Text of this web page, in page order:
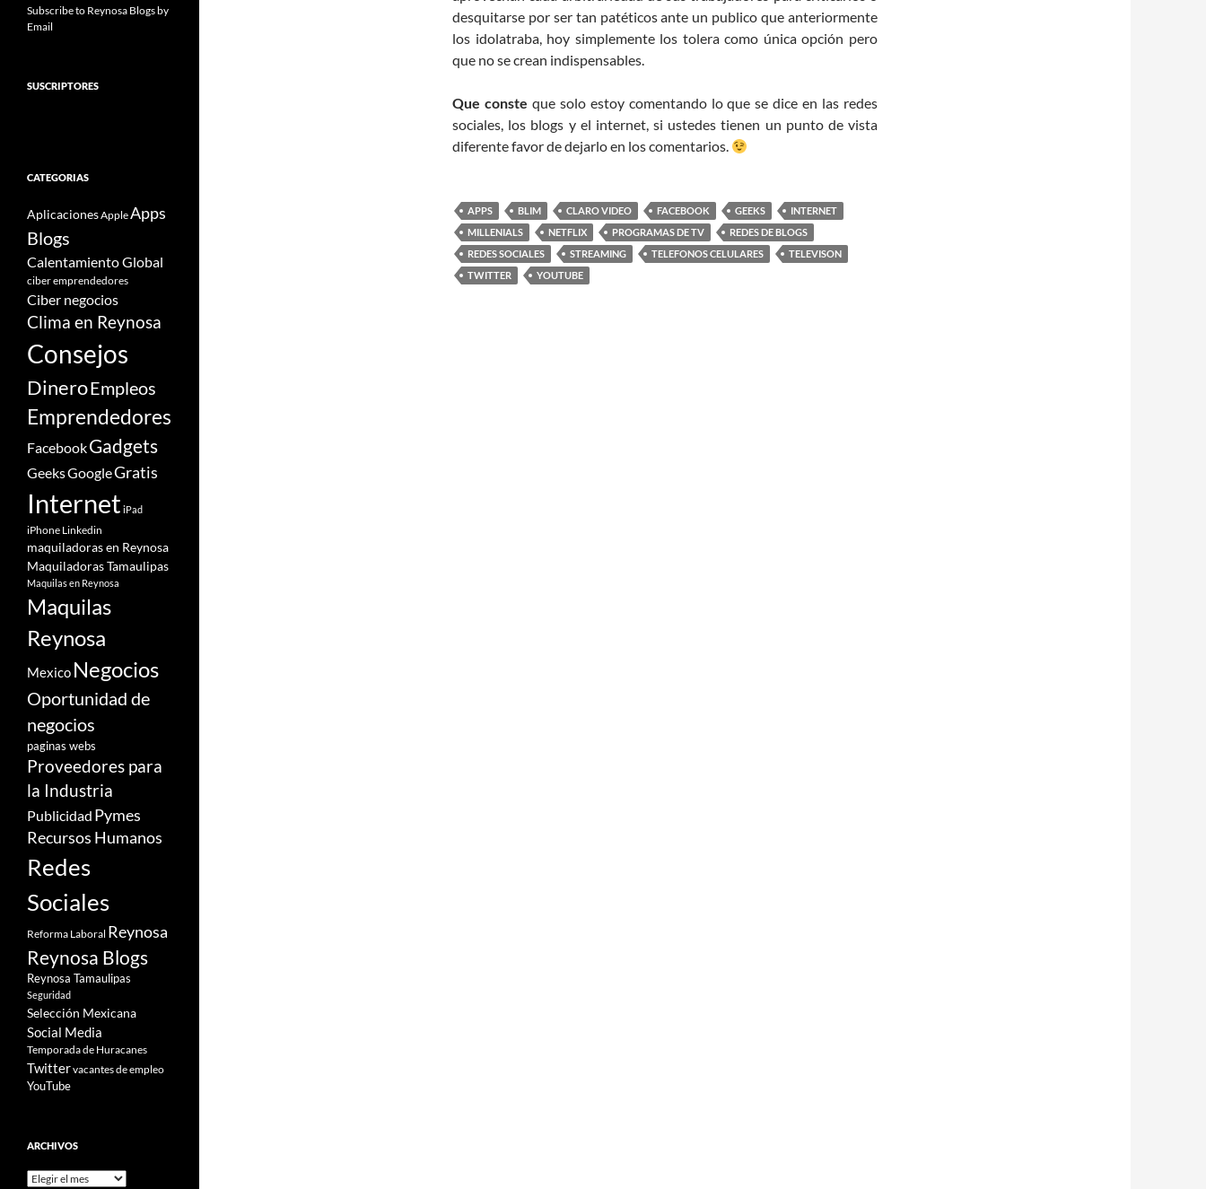
desquitarse por ser tan patéticos ante un publico que anteriormente
los idolatraba, hoy simplemente los tolera como única opción pero
que no se crean indispensables.
Que conste que solo estoy comentando lo que se dice en las redes
sociales, los blogs y el internet, si ustedes tienen un punto de vista
diferente favor de dejarlo en los comentarios.
APPS BLIM CLARO VIDEO FACEBOOK GEEKS
INTERNET
MILLENIALS
NETFLIX PROGRAMAS DE TV
REDES DE BLOGS
REDES SOCIALES
STREAMING TELEFONOS CELULARES
TELEVISON
TWITTER
YOUTUBE
Subscribe to Reynosa Blogs by
Email
SUSCRIPTORES
CATEGORIAS
Aplicaciones AppleApps
Blogs
Calentamiento Global
ciber emprendedores
Ciber negocios
Clima en Reynosa
Consejos
DineroEmpleos
Emprendedores
FacebookGadgets
GeeksGoogleGratis
Internet iPad
iPhone Linkedin
maquiladoras en Reynosa
Maquiladoras Tamaulipas
Maquilas en Reynosa
Maquilas
Reynosa
Mexico Negocios
Oportunidad de
negocios
paginas webs
Proveedores para
la Industria
Publicidad Pymes
Recursos Humanos
Redes
Sociales
Reforma Laboral Reynosa
Reynosa Blogs
Reynosa Tamaulipas
Seguridad
Selección Mexicana
Social Media
Temporada de Huracanes
Twittervacantes de empleo
YouTube
ARCHIVOS
Archivos